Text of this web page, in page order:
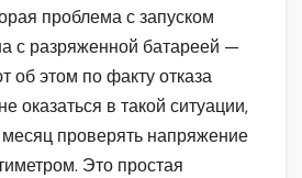
проблема с запуском
с разряженной батареей —
об этом по факту отказа
оказаться в такой ситуации,
месяц проверять напряжение
Это простая